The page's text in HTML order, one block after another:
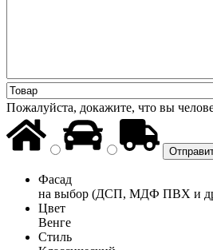
Пожалуйста, докажите, что вы
Фасад
на выбор (ДСП, МДФ ПВХ и
Цвет
Венге
Стиль